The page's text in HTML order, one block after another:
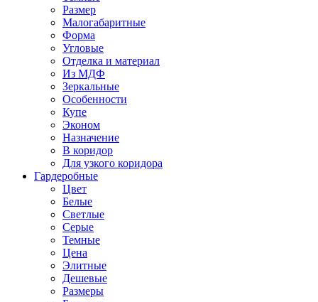
Размер
Малогабаритные
Форма
Угловые
Отделка и материал
Из МДФ
Зеркальные
Особенности
Купе
Эконом
Назначение
В коридор
Для узкого коридора
Гардеробные
Цвет
Белые
Светлые
Серые
Темные
Цена
Элитные
Дешевые
Размеры